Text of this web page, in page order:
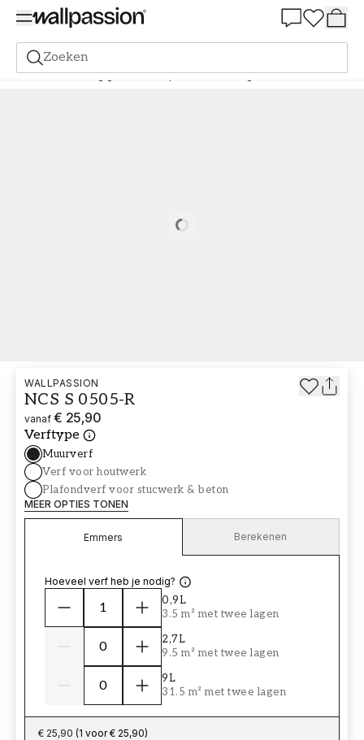
Zoeken
Verf Bestelling gebaseerd op NCS Bestelling door NCS 0505-R
WALLPASSION
NCS S 0505-R
vanaf € 25,90
Verftype
Muurverf
Verf voor houtwerk
Plafondverf voor stucwerk & beton
MEER OPTIES TONEN
Emmers Berekenen
Hoeveel verf heb je nodig?
0,9L
3.5 m² met twee lagen
2,7L
9.5 m² met twee lagen
9L
31.5 m² met twee lagen
€ 25,90 (1 voor € 25,90)